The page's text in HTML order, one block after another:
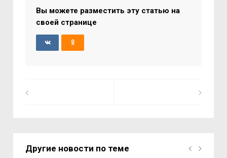
Вы можете разместить эту статью на
своей странице
Другие новости по теме